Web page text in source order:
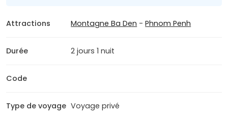
Attractions Montagne Ba Den -Phnom Penh
Durée 2 jours 1 nuit
Code
Type de voyage Voyage privé